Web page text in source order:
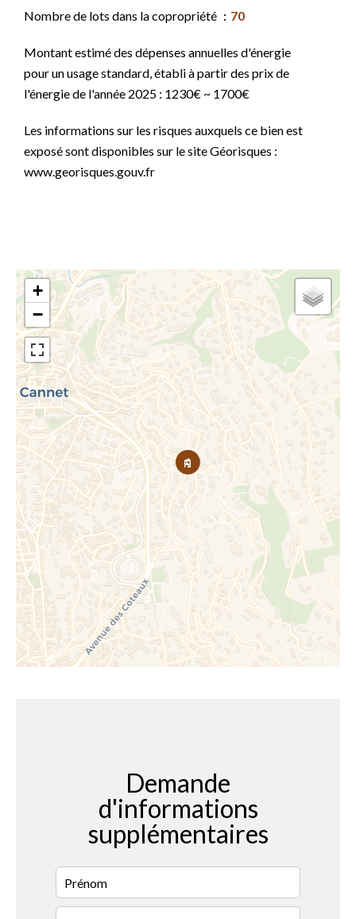
Nombre de lots dans la copropriété 70
Montant estimé des dépenses annuelles d'énergie
pour un usage standard, établi à partir des prix de
l'énergie de l'année 2025 : 1230€ ~ 1700€
Les informations sur les risques auxquels ce bien est
exposé sont disponibles sur le site Géorisques :
www.georisques.gouv.fr
+
−
Demande
d'informations
supplémentaires